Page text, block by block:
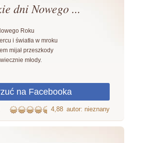
dni Nowego ...
Roku
i światła w mroku
mijał przeszkody
młody.
4,88 autor: nieznany